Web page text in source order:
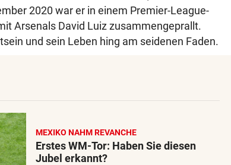
2020 war er in einem Premier-League-
Arsenals David Luiz zusammengeprallt.
und sein Leben hing am seidenen Faden.
MEXIKO NAHM REVANCHE
Erstes WM-Tor: Haben Sie diesen
Jubel erkannt?